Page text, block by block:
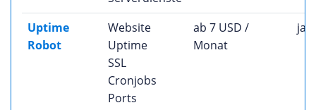
Uptime
Robot
Website
Uptime
SSL
Cronjobs
Ports
ab 7 USD /
Monat
ja